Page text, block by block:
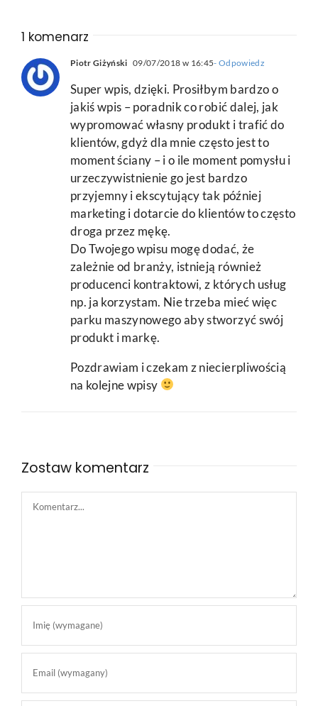
1 komenarz
Piotr Giżyński 09/07/2018 w 16:45- Odpowiedz
Super wpis, dzięki. Prosiłbym bardzo o
jakiś wpis – poradnik co robić dalej, jak
wypromować własny produkt i trafić do
klientów, gdyż dla mnie często jest to
moment ściany – i o ile moment pomysłu i
urzeczywistnienie go jest bardzo
przyjemny i ekscytujący tak później
marketing i dotarcie do klientów to często
droga przez mękę.
Do Twojego wpisu mogę dodać, że
zależnie od branży, istnieją również
producenci kontraktowi, z których usług
np. ja korzystam. Nie trzeba mieć więc
parku maszynowego aby stworzyć swój
produkt i markę.
Pozdrawiam i czekam z niecierpliwością
na kolejne wpisy
Zostaw komentarz
Comment